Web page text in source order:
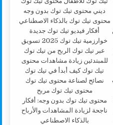
محتوى تيك توك بدون وجه: أفكار
ناجحة لزيادة المشاهدات والأرباح
بالذكاء الاصطناعي